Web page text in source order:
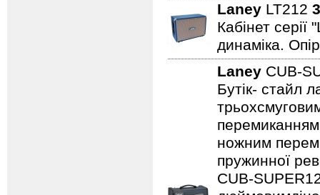
Laney LT212
Кабінет
динаміка.
Laney CUB-
Бутік- стайл
ножним
пружинної
CUB-